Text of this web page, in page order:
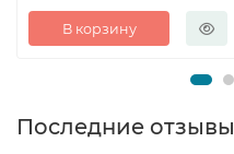
В корзину
Последние отзывы